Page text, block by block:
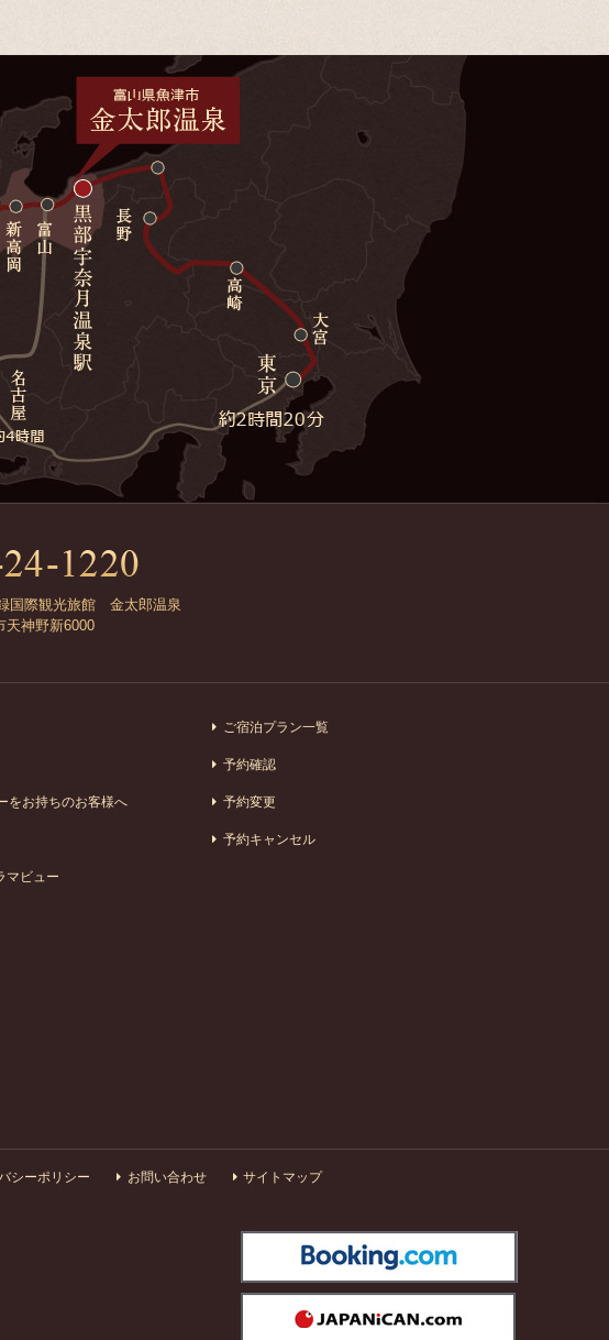
国際観光旅館 金太郎温泉
神野新6000
をお持ちのお客様へ
マビュー
ご宿泊プラン一覧
予約確認
予約変更
予約キャンセル
シーポリシー お問い合わせ サイトマップ